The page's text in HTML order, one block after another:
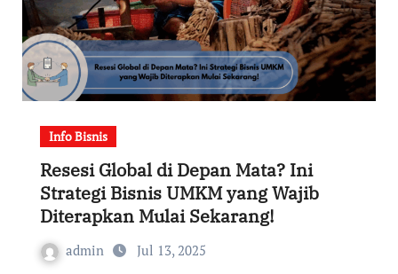
Info Bisnis
Resesi Global di Depan Mata? Ini
Strategi Bisnis UMKM yang Wajib
Diterapkan Mulai Sekarang!
admin Jul 13, 2025